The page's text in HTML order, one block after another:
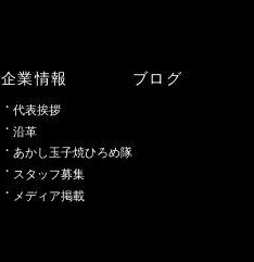
企業情報
代表挨拶
沿革
あかし玉子焼ひろめ隊
スタッフ募集
メディア掲載
ブログ